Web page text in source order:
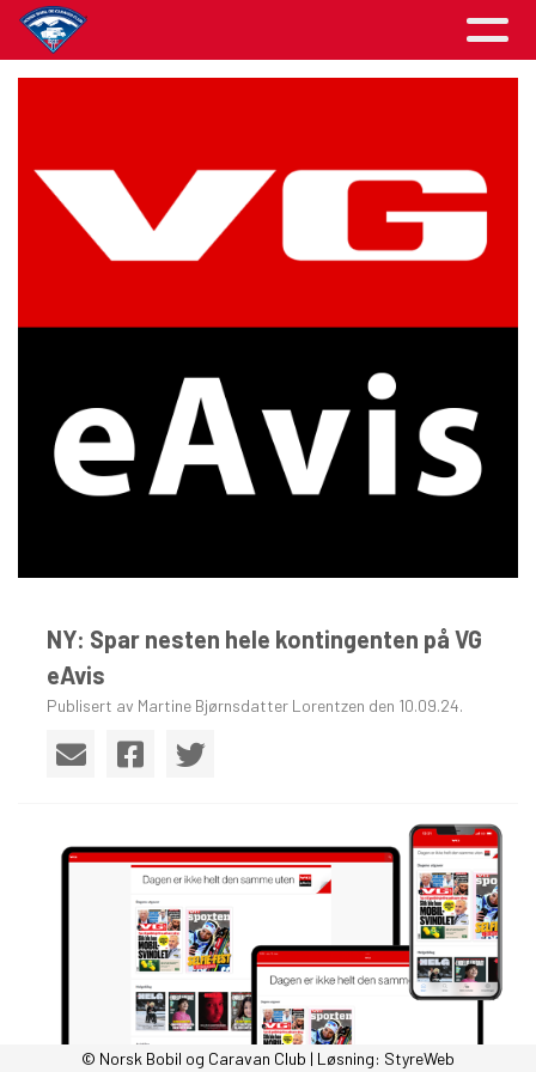
NY: Spar nesten hele kontingenten på VG
eAvis
Publisert av Martine Bjørnsdatter Lorentzen den 10.09.24.
© Norsk Bobil og Caravan Club | Løsning: StyreWeb